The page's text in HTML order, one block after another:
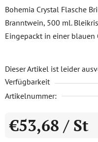
Bohemia Crystal Flasche
Branntwein, 500 ml.
Eingepackt in einer blauen
Dieser Artikel ist leider
Verfügbarkeit
Artikelnummer:
€53,68 / St